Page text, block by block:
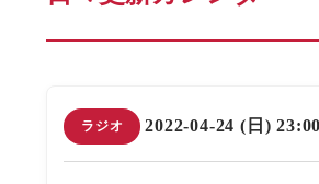
ラジオ 2022-04-24 (日)